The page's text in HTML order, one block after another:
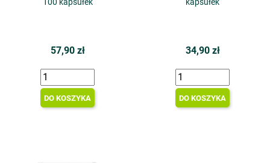
57,90 zł
DO KOSZYKA
34,90 zł
DO KOSZYKA